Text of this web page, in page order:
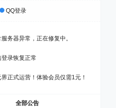
QQ登录
服务器异常，正在修复中。
登录恢复正常
界正式运营！体验会员仅需1元！
全部公告